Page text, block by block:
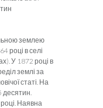
землею
році в селі
У 1872 році в
землі за
статі. На
десятин.
Наявна